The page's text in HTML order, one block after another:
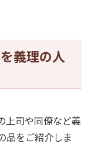
義理の人
上司や同僚など義
品をご紹介しま